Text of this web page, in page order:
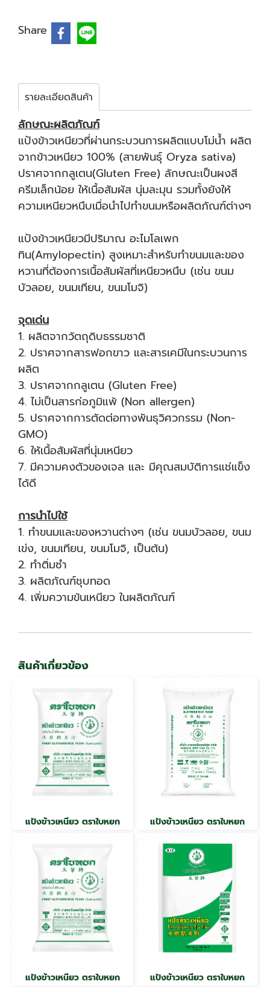
Share
รายละเอียดสินค้า
ลักษณะผลิตภัณฑ์
แป้งข้าวเหนียวที่ผ่านกระบวนการผลิตแบบโม่น้ำ ผลิต
จากข้าวเหนียว 100% (สายพันธุ์ Oryza sativa)
ปราศจากกลูเตน(Gluten Free) ลักษณะเป็นผงสี
ครีมเล็กน้อย ให้เนื้อสัมผัส นุ่มละมุน รวมทั้งยังให้
ความเหนียวหนึบเมื่อนำไปทำขนมหรือผลิตภัณฑ์ต่างๆ
แป้งข้าวเหนียวมีปริมาณ อะไมโลเพก
ทิน(Amylopectin) สูงเหมาะสำหรับทำขนมและของ
หวานที่ต้องการเนื้อสัมผัสที่เหนียวหนึบ (เช่น ขนม
บัวลอย, ขนมเทียน, ขนมโมจิ)
จุดเด่น
1. ผลิตจากวัตถุดิบธรรมชาติ
2. ปราศจากสารฟอกขาว และสารเคมีในกระบวนการ
ผลิต
3. ปราศจากกลูเตน (Gluten Free)
4. ไม่เป็นสารก่อภูมิแพ้ (Non allergen)
5. ปราศจากการตัดต่อทางพันธุวิศวกรรม (Non-
GMO)
6. ให้เนื้อสัมผัสที่นุ่มเหนียว
7. มีความคงตัวของเจล และ มีคุณสมบัติการแช่แข็ง
ได้ดี
การนำไปใช้
1. ทำขนมและของหวานต่างๆ (เช่น ขนมบัวลอย, ขนม
เข่ง, ขนมเทียน, ขนมโมจิ, เป็นต้น)
2. ทำติ่มซำ
3. ผลิตภัณฑ์ชุบทอด
4. เพิ่มความข้นเหนียว ในผลิตภัณฑ์
สินค้าเกี่ยวข้อง
แป้งข้าวเหนียว ตราใบหยก แป้งข้าวเหนียว ตราใบหยก
แป้งข้าวเหนียว ตราใบหยก แป้งข้าวเหนียว ตราใบหยก